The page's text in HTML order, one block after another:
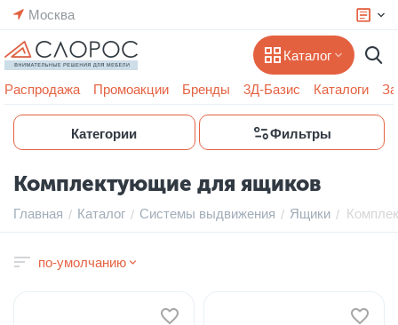
Москва
Каталог
Распродажа Промоакции Бренды 3Д-Базис Каталоги
Категории Фильтры
Комплектующие для ящиков
Главная / Каталог / Системы выдвижения / Ящики /
по-умолчанию